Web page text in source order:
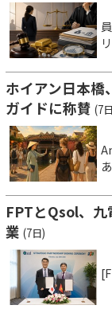
ホイアン日本橋
ガイドに称賛 (7
FPTとQsol、九
業 (7日)